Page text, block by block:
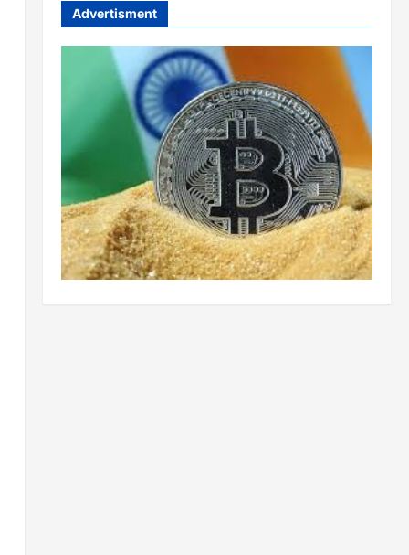
Advertisment